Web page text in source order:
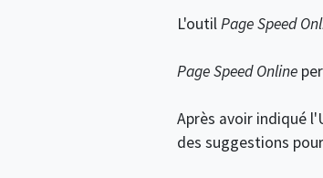
L'outilPage Speed
Page Speed Online
Après avoir indiqué
des suggestions